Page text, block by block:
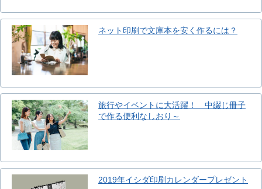
ネット印刷で文庫本を安く作るには？
旅行やイベントに大活躍！ 中綴じ冊子
で作る便利なしおり～
2019年イシダ印刷カレンダープレゼント